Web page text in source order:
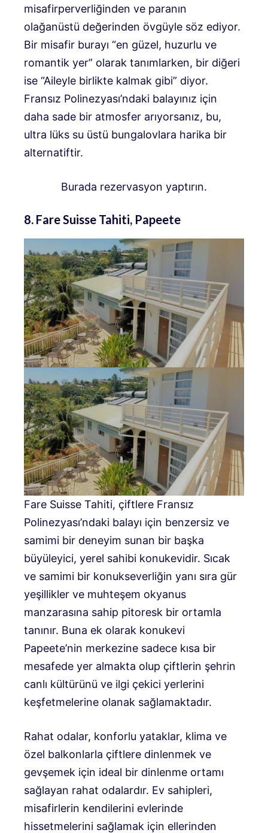
misafirperverliğinden ve paranın
olağanüstü değerinden övgüyle söz ediyor.
Bir misafir burayı “en güzel, huzurlu ve
romantik yer” olarak tanımlarken, bir diğeri
ise “Aileyle birlikte kalmak gibi” diyor.
Fransız Polinezyası’ndaki balayınız için
daha sade bir atmosfer arıyorsanız, bu,
ultra lüks su üstü bungalovlara harika bir
alternatiftir.
Burada rezervasyon yaptırın.
8. Fare Suisse Tahiti, Papeete
Fare Suisse Tahiti, çiftlere Fransız
Polinezyası’ndaki balayı için benzersiz ve
samimi bir deneyim sunan bir başka
büyüleyici, yerel sahibi konukevidir. Sıcak
ve samimi bir konukseverliğin yanı sıra gür
yeşillikler ve muhteşem okyanus
manzarasına sahip pitoresk bir ortamla
tanınır. Buna ek olarak konukevi
Papeete’nin merkezine sadece kısa bir
mesafede yer almakta olup çiftlerin şehrin
canlı kültürünü ve ilgi çekici yerlerini
keşfetmelerine olanak sağlamaktadır.
Rahat odalar, konforlu yataklar, klima ve
özel balkonlarla çiftlere dinlenmek ve
gevşemek için ideal bir dinlenme ortamı
sağlayan rahat odalardır. Ev sahipleri,
misafirlerin kendilerini evlerinde
hissetmelerini sağlamak için ellerinden